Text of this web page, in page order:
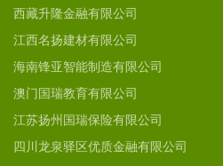
西藏升隆金融有限公司
江西名扬建材有限公司
海南锋亚智能制造有限公司
澳门国瑞教育有限公司
江苏扬州国瑞保险有限公司
四川龙泉驿区优质金融有限公司